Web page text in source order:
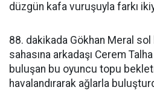
düzgün kafa vuruşuyla farkı
88. dakikada Gökhan Meral
sahasına arkadaşı Cerem
buluşan bu oyuncu topu
havalandırarak ağlarla